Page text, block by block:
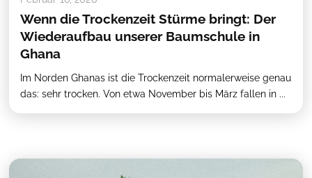
Wenn die Trockenzeit Stürme bringt: Der
Wiederaufbau unserer Baumschule in
Ghana
Im Norden Ghanas ist die Trockenzeit normalerweise genau
das: sehr trocken. Von etwa November bis März fallen in ...